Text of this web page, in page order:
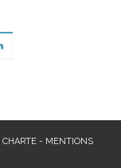
CHARTE- MENTIONS